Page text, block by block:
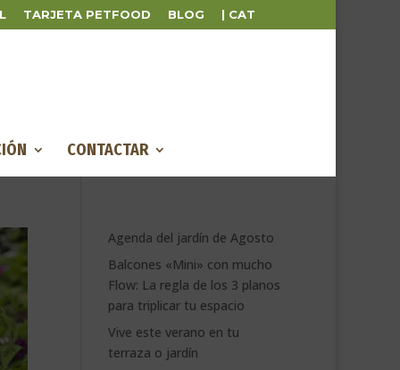
TARJETA PETFOOD BLOG | CAT
CONTACTAR
Agenda del jardín de Agosto
Balcones «Mini» con mucho
Flow: La regla de los 3 planos
para triplicar tu espacio
Vive este verano en tu
terraza o jardín